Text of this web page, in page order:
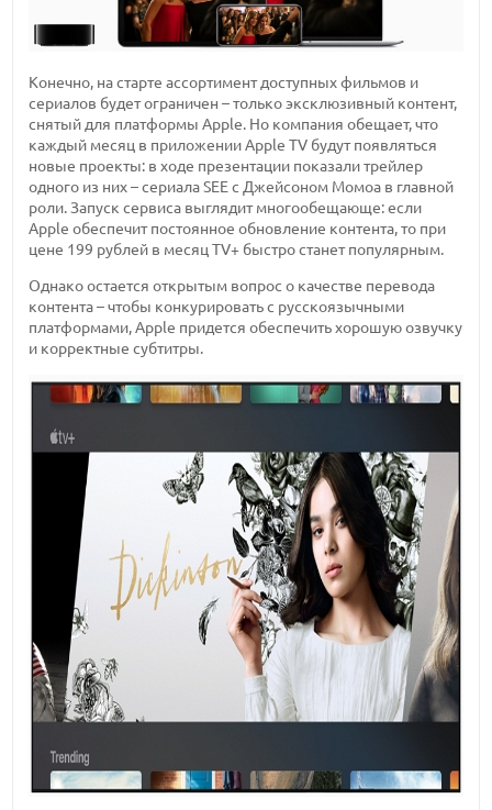
Конечно, на старте ассортимент доступных фильмов и
сериалов будет ограничен – только эксклюзивный контент,
снятый для платформы Apple. Но компания обещает, что
каждый месяц в приложении Apple TV будут появляться
новые проекты: в ходе презентации показали трейлер
одного из них – сериала SEE с Джейсоном Момоа в главной
роли. Запуск сервиса выглядит многообещающе: если
Apple обеспечит постоянное обновление контента, то при
цене 199 рублей в месяц TV+ быстро станет популярным.
Однако остается открытым вопрос о качестве перевода
контента – чтобы конкурировать с русскоязычными
платформами, Apple придется обеспечить хорошую озвучку
и корректные субтитры.